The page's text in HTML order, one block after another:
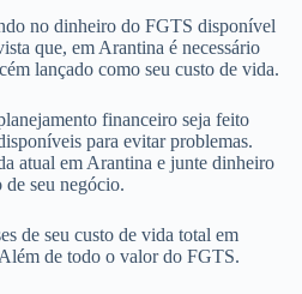
no dinheiro do FGTS disponível
que, em Arantina é necessário
lançado como seu custo de vida.
financeiro seja feito
para evitar problemas.
atual em Arantina e junte dinheiro
seu negócio.
de seu custo de vida total em
de todo o valor do FGTS.